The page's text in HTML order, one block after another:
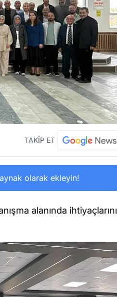
TAKİP ET
olarak ekleyin!
alanında ihtiyaçlarını